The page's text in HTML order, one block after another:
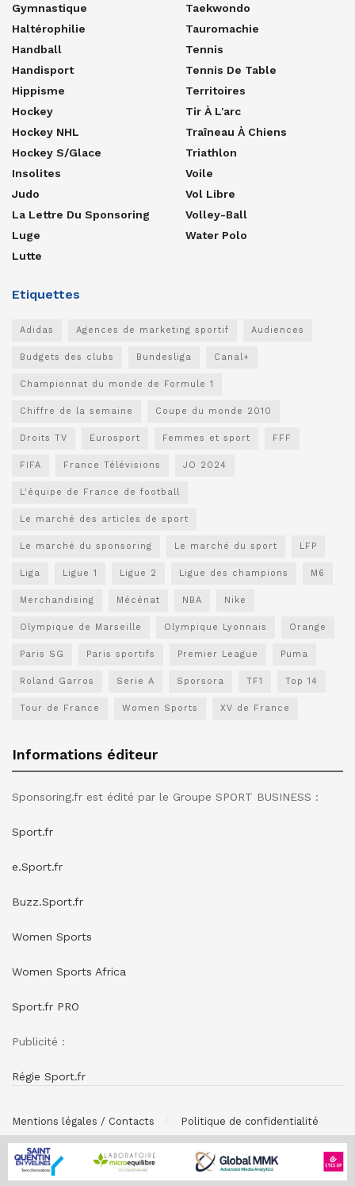
Gymnastique
Haltérophilie
Handball
Handisport
Hippisme
Hockey
Hockey NHL
Hockey S/glace
Insolites
Judo
La Lettre Du Sponsoring
Luge
Lutte
Taekwondo
Tauromachie
Tennis
Tennis De Table
Territoires
Tir À L'arc
Traîneau À Chiens
Triathlon
Voile
Vol Libre
Volley-Ball
Water Polo
Etiquettes
Adidas Agences de marketing sportif Audiences
Budgets des clubs Bundesliga Canal+
Championnat du monde de Formule 1
Chiffre de la semaine Coupe du monde 2010
Droits TV Eurosport Femmes et sport FFF
FIFA France Télévisions JO 2024
L'équipe de France de football
Le marché des articles de sport
Le marché du sponsoring Le marché du sport LFP
Liga Ligue 1 Ligue 2 Ligue des champions M6
Merchandising Mécénat NBA Nike
Olympique de Marseille Olympique Lyonnais Orange
Paris SG Paris sportifs Premier League Puma
Roland Garros Serie A Sporsora TF1 Top 14
Tour de France Women Sports XV de France
Informations éditeur
Sponsoring.fr est édité par le Groupe SPORT BUSINESS :
Sport.fr
e.Sport.fr
Buzz.Sport.fr
Women Sports
Women Sports Africa
Sport.fr PRO
Publicité :
Régie Sport.fr
Mentions légales / Contacts Politique de confidentialité
© SPONSORING.FR